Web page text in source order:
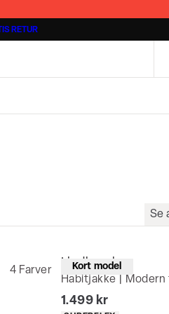
RETUR
Bison
Se
4 Farver Kort model
Lindbergh
Habitjakke | Modern
I alt (inkl. rabat)
1.499 kr